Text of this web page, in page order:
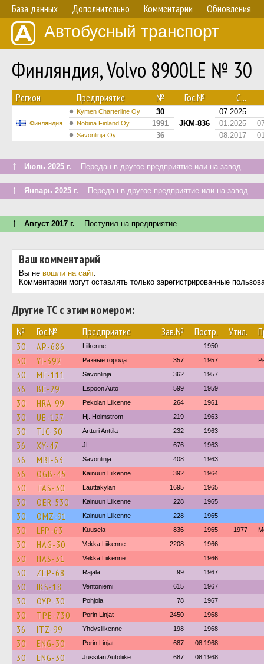
База данных Дополнительно Комментарии Обновления
Автобусный транспорт
Финляндия, Volvo 8900LE № 30
Регион Предприятие № Гос.№ С...
Финляндия
Kymen Charterline Oy
30
JKM-836
07.2025
Nobina Finland Oy 1991 01.2025
Savonlinja Oy 36 08.2017
↑ Июль 2025 г. Передан в другое предприятие или на завод
↑ Январь 2025 г. Передан в другое предприятие или на завод
↑ Август 2017 г. Поступил на предприятие
Ваш комментарий
Вы не вошли на сайт.
Комментарии могут оставлять только зарегистрированные
Другие ТС с этим номером:
№ Гос.№ Предприятие Зав.№ Постр. Утил.
30 AP-686 Liikenne 1950
30 YI-392 Разные города 357 1957
30 MF-111 Savonlinja 362 1957
36 BE-29 Espoon Auto 599 1959
30 HRA-99 Pekolan Liikenne 264 1961
30 UE-127 Hj. Holmstrom 219 1963
30 TJC-30 Artturi Anttila 232 1963
36 XY-47 JL 676 1963
36 MBI-63 Savonlinja 408 1963
36 OGB-45 Kainuun Liikenne 392 1964
30 TAS-30 Lauttakylän 1695 1965
30 OER-530 Kainuun Liikenne 228 1965
30 OMZ-91 Kainuun Liikenne 228 1965
30 LFP-63 Kuusela 836 1965 1977
30 HAG-30 Vekka Liikenne 2208 1966
30 HAS-31 Vekka Liikenne 1966
30 ZEP-68 Rajala 99 1967
30 IKS-18 Ventoniemi 615 1967
30 OYP-30 Pohjola 78 1967
30 TPE-730 Porin Linjat 2450 1968
36 ITZ-99 Yhdysliikenne 198 1968
30 ENG-30 Porin Linjat 687 08.1968
30 ENG-30 Jussilan Autoliike 687 08.1968